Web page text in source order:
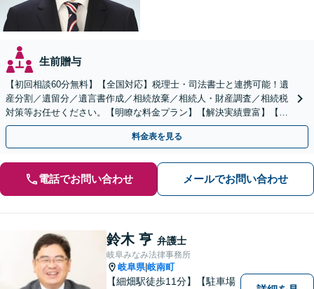
生前贈与
【初回相談60分無料】【全国対応】税理士・司法書士と連携可能！遺
産分割／遺留分／遺言書作成／相続放棄／相続人・財産調査／相続税
対策等お任せください。【明瞭な料金プラン】【解決実績豊富】【電
話相談可】
料金表を見る
電話でお問い合わせ メールでお問い合わせ
鈴木 亨 弁護士
岐阜みなみ法律事務所
岐阜県|岐南町
【細畑駅徒歩11分】【駐車場